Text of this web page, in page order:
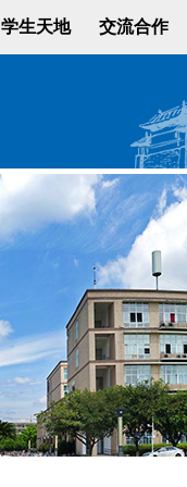
学生天地 交流合作